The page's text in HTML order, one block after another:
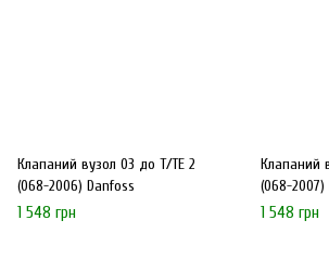
Клапаний вузол 03 до Т/ТЕ 2
(068-2006) Danfoss
1 548 грн
Клапаний
(068-2007)
1 548 грн